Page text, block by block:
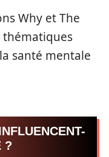
Why et The
thématiques
santé mentale
?